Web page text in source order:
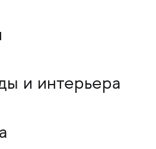
и интерьера